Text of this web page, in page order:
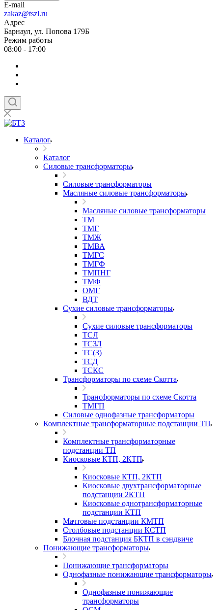
E-mail
zakaz@tszl.ru
Адрес
Барнаул, ул. Попова 179Б
Режим работы
08:00 - 17:00
Каталог
Каталог
Силовые трансформаторы
Силовые трансформаторы
Масляные силовые трансформаторы
Масляные силовые трансформаторы
ТМ
ТМГ
ТМЖ
ТМВА
ТМГС
ТМГФ
ТМПНГ
ТМФ
ОМГ
ВДТ
Сухие силовые трансформаторы
Сухие силовые трансформаторы
ТСЛ
ТСЗЛ
ТС(З)
ТСД
ТСКС
Трансформаторы по схеме Скотта
Трансформаторы по схеме Скотта
ТМГП
Силовые однофазные трансформаторы
Комплектные трансформаторные подстанции ТП
Комплектные трансформаторные
подстанции ТП
Киосковые КТП, 2КТП
Киосковые КТП, 2КТП
Киосковые двухтрансформаторные
подстанции 2КТП
Киосковые однотрансформаторные
подстанции КТП
Мачтовые подстанции КМТП
Столбовые подстанции КСТП
Блочная подстанция БКТП в сэндвиче
Понижающие трансформаторы
Понижающие трансформаторы
Однофазные понижающие трансформаторы
Однофазные понижающие
трансформаторы